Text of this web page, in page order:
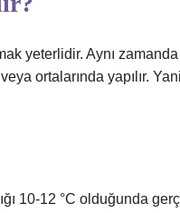
yeterlidir. Aynı
ortalarında yapılır.
10-12 °C olduğunda